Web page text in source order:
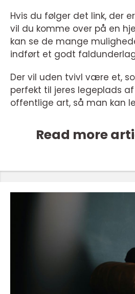
Hvis du følger det link, der
vil du komme over på en
kan se de mange
indført et godt
Der vil uden tvivl være et,
perfekt til jeres legeplads
offentlige art, så man kan
Read more